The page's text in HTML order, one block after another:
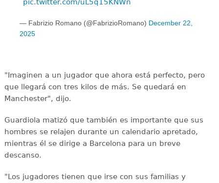
pic.twitter.com/uL5q15KNWn
— Fabrizio Romano (@FabrizioRomano) December 22,
2025
"Imaginen a un jugador que ahora está perfecto, pero
que llegará con tres kilos de más. Se quedará en
Manchester", dijo.
Guardiola matizó que también es importante que sus
hombres se relajen durante un calendario apretado,
mientras él se dirige a Barcelona para un breve
descanso.
"Los jugadores tienen que irse con sus familias y